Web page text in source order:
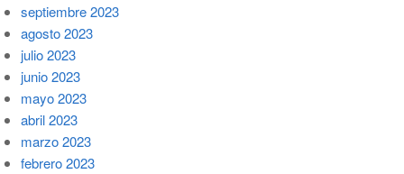
septiembre 2023
agosto 2023
julio 2023
junio 2023
mayo 2023
abril 2023
marzo 2023
febrero 2023